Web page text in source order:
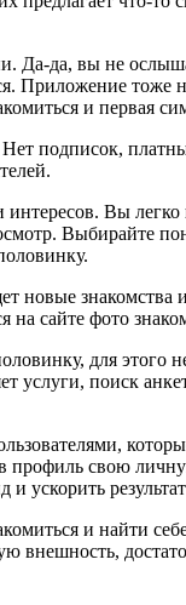
Да-да, вы не
Приложение
и первая
подписок,
интересов. Вы
Выбирайте
новые
сайте фото
для
услуги, поиск
профиль свою
ускорить
и найти
внешность,